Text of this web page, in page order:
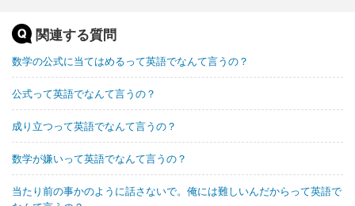
関連する質問
数学の公式に当てはめるって英語でなんて言うの？
公式って英語でなんて言うの？
成り立つって英語でなんて言うの？
数学が嫌いって英語でなんて言うの？
当たり前の事かのように話さないで。俺には難しいんだからって英語で